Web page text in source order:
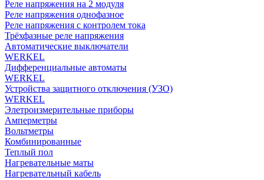
Реле напряжения на 2 модуля
Реле напряжения однофазное
Реле напряжения с контролем тока
Трёхфазные реле напряжения
Автоматические выключатели
WERKEL
Дифференциальные автоматы
WERKEL
Устройства защитного отключения (УЗО)
WERKEL
Элетроизмерительные приборы
Амперметры
Вольтметры
Комбинированные
Теплый пол
Нагревательные маты
Нагревательный кабель